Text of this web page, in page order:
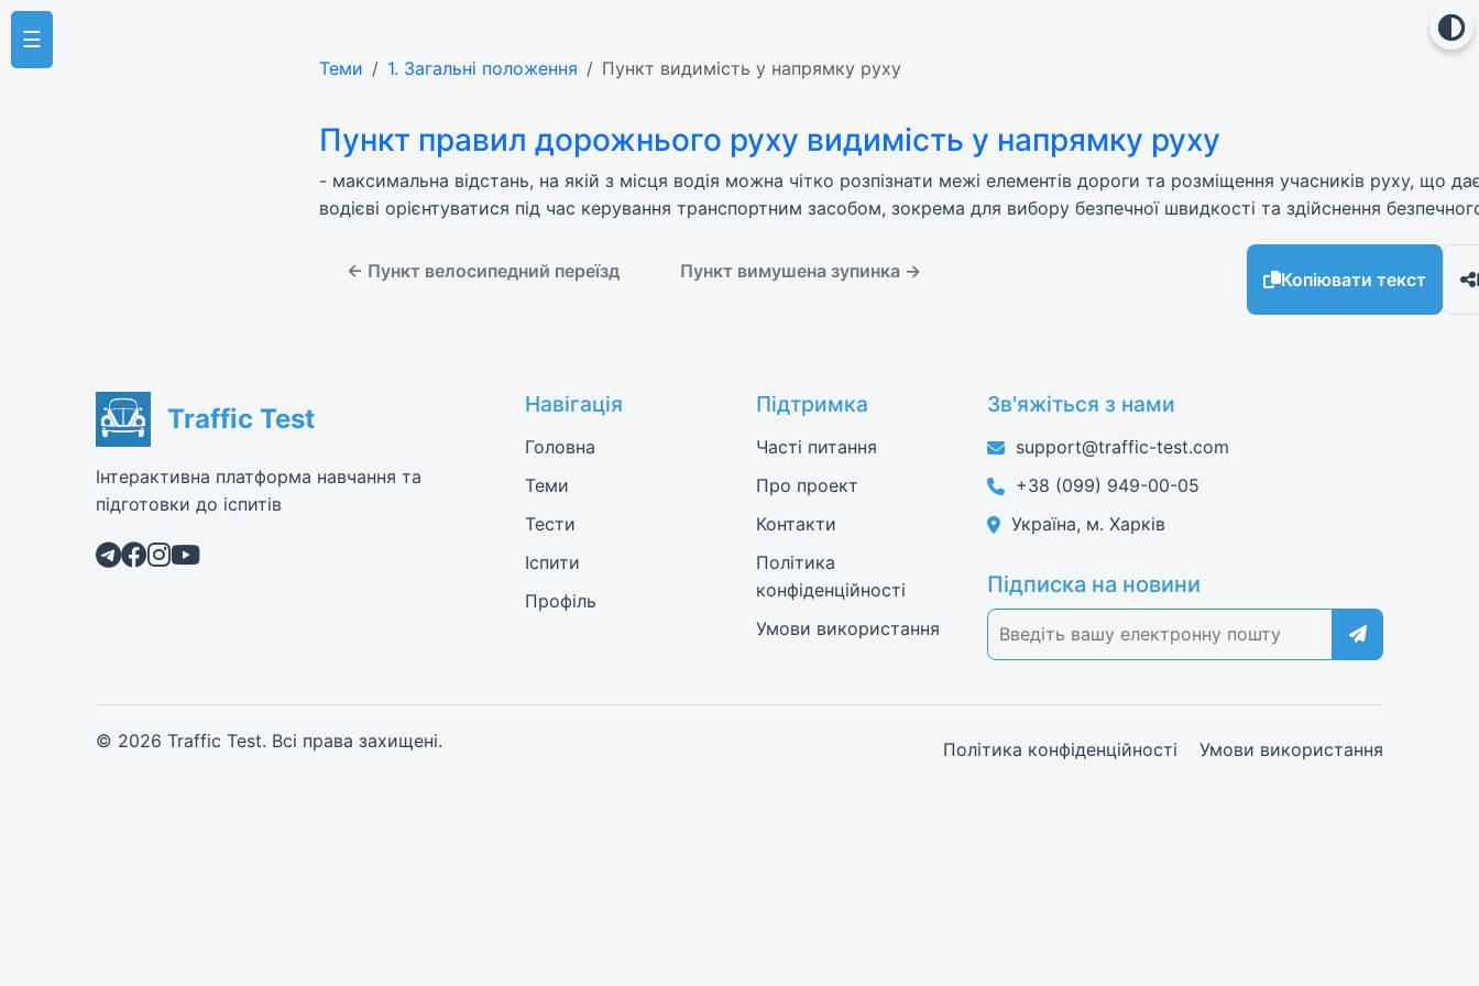
☰
Теми 1. Загальні положення Пункт видимість у напрямку руху
Пункт правил дорожнього руху видимість у напрямку руху
- максимальна відстань, на якій з місця водія можна чітко розпізнати межі елементів дороги та розміщення учасників руху, що
водієві орієнтуватися під час керування транспортним засобом, зокрема для вибору безпечної швидкості та здійснення
← Пункт велосипедний переїзд Пункт вимушена зупинка → Копіювати текст
Traffic Test
Інтерактивна платформа навчання та
підготовки до іспитів
Навігація
Головна
Теми
Тести
Іспити
Профіль
Підтримка
Часті питання
Про проект
Контакти
Політика
конфіденційності
Умови використання
Зв'яжіться з нами
support@traffic-test.com
+38 (099) 949-00-05
Україна, м. Харків
Підписка на новини
© 2026 Traffic Test. Всі права захищені. Політика конфіденційності Умови використання